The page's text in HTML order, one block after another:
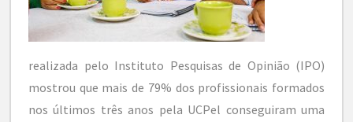
realizada pelo Instituto Pesquisas de Opinião (IPO)
mostrou que mais de 79% dos profissionais formados
nos últimos três anos pela UCPel conseguiram uma